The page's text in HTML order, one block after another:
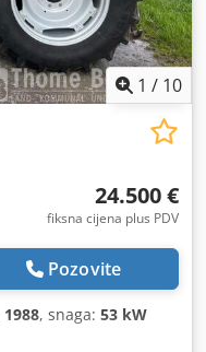
1 / 10
24.500 €
fiksna cijena plus PDV
Pozovite
1988, snaga: 53 kW